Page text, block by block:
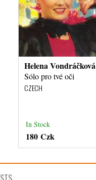
Helena Vondráčková
Sólo pro tvé oči
CZECH
In Stock
180 Czk